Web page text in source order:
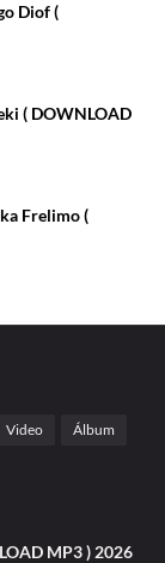
Diof (
( DOWNLOAD
Frelimo (
Video Álbum
MP3 ) 2026